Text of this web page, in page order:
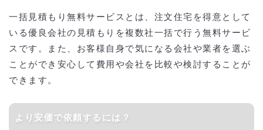
一括見積もり無料サービスとは、注文住宅を得意として
いる優良会社の見積もりを複数社一括で行う無料サービ
スです。また、お客様自身で気になる会社や業者を選ぶ
ことができ安心して費用や会社を比較や検討することが
できます。
より安価で依頼するには？